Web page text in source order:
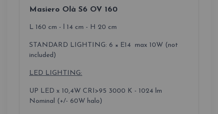
Masiero Olà S6 OV 160
L 160 cm - l 14 cm - H 20 cm
STANDARD LIGHTING: 6 × E14 max 10W (not
included)
LED LIGHTING:
UP LED x 10,4W CRI>95 3000 K - 1024 lm
Nominal (+/- 60W halo)